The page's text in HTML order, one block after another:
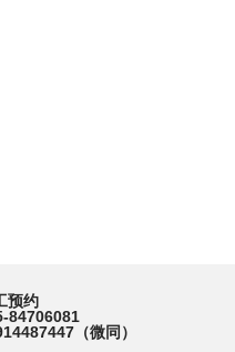
预约
84706081
（微同）